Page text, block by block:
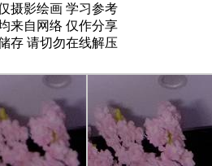
摄影绘画 学习参考
来自网络 仅作分享
存 请切勿在线解压